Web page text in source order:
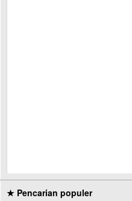
★ Pencarian populer